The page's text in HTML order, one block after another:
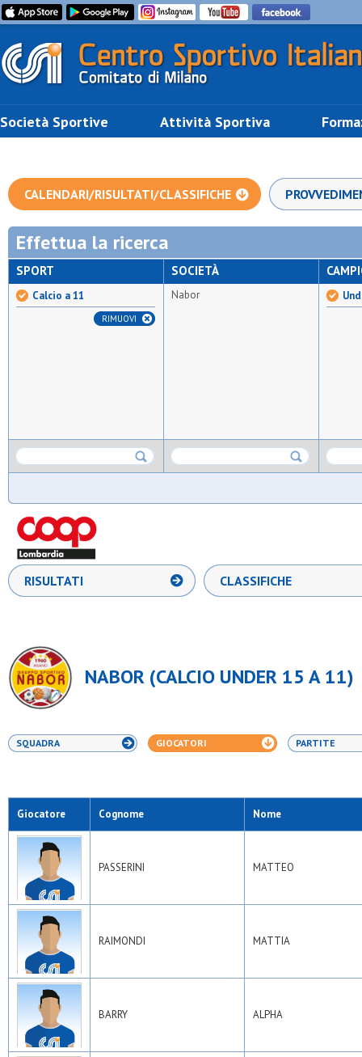
Società Sportive Attività Sportiva
CALENDARI/RISULTATI/CLASSIFICHE
Effettua la ricerca
SPORT
Calcio a 11
RIMUOVI
SOCIETÀ
Nabor
RISULTATI CLASSIFICHE
NABOR (CALCIO UNDER 15 A 11)
SQUADRA GIOCATORI PARTITE
Giocatore Cognome Nome
PASSERINI MATTEO
RAIMONDI MATTIA
BARRY ALPHA